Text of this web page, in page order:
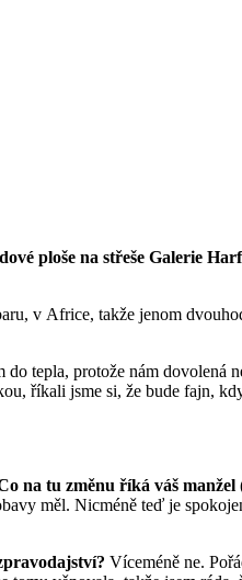
ploše na střeše Galerie
v Africe, takže jenom
do tepla, protože nám dovolená
říkali jsme si, že bude fajn,
tu změnu říká váš
měl. Nicméně teď je
Víceméně ne.